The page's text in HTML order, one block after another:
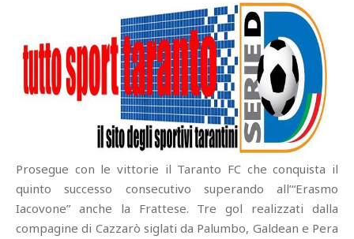
Prosegue con le vittorie il Taranto FC che conquista il
quinto successo consecutivo superando all’“Erasmo
Iacovone” anche la Frattese. Tre gol realizzati dalla
compagine di Cazzarò siglati da Palumbo, Galdean e Pera